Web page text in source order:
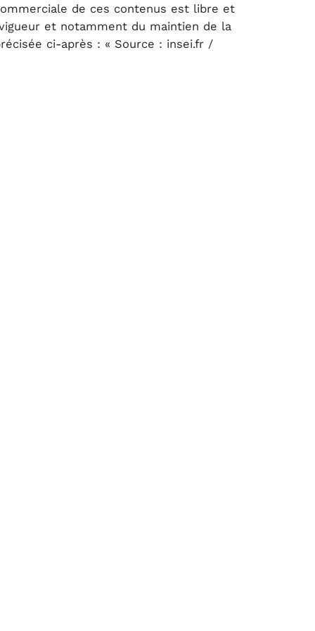
de ces contenus est libre et
et notamment du maintien de la
ci-après : « Source : insei.fr /